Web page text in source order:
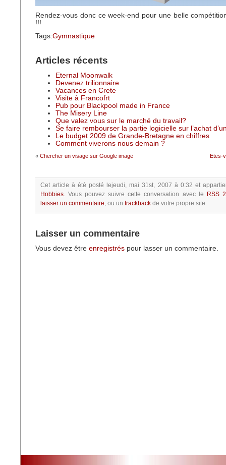
Rendez-vous donc ce week-end pour une belle
!!!
Tags:Gymnastique
Articles récents
Eternal Moonwalk
Devenez trilionnaire
Vacances en Crete
Visite à Francofrt
Pub pour Blackpool made in France
The Misery Line
Que valez vous sur le marché du travail?
Se faire rembourser la partie logicielle sur l’achat
Le budget 2009 de Grande-Bretagne en chiffres
Comment viverons nous demain ?
« Chercher un visage sur Google image Etes-
Cet article à été posté lejeudi, mai 31st, 2007 à 0:32 et
Hobbies.Vous pouvez suivre cette conversation avec le
RSS
laisser un commentaire, ou un trackback de votre propre site.
Laisser un commentaire
Vous devez être enregistrés pour lasser un commentaire.